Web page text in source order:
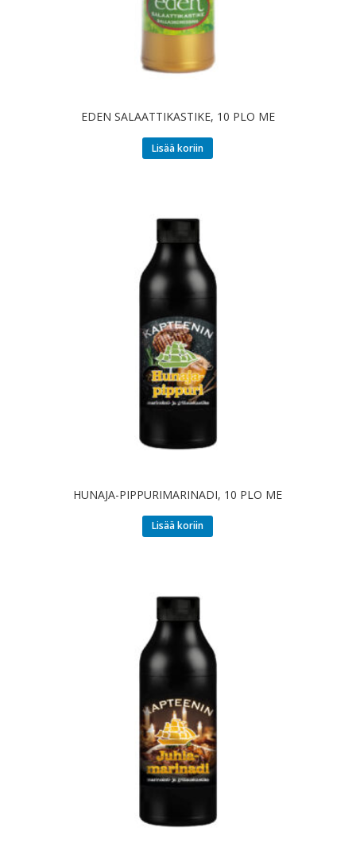
EDEN SALAATTIKASTIKE, 10 PLO ME
Lisää koriin
HUNAJA-PIPPURIMARINADI, 10 PLO ME
Lisää koriin